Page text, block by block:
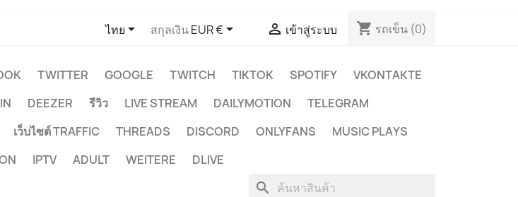
ไทย สกุลเงินEUR €  เข้าสู่ระบบ shopping_cart รถเข็น (0)
TWITTER GOOGLE TWITCH TIKTOK SPOTIFY
VKONTAKTE
DEEZER รีวิว LIVE STREAM DAILYMOTION
TELEGRAM
เว็บไซต์ TRAFFIC THREADS DISCORD ONLYFANS
MUSIC PLAYS
IPTV ADULT WEITERE DLIVE
search